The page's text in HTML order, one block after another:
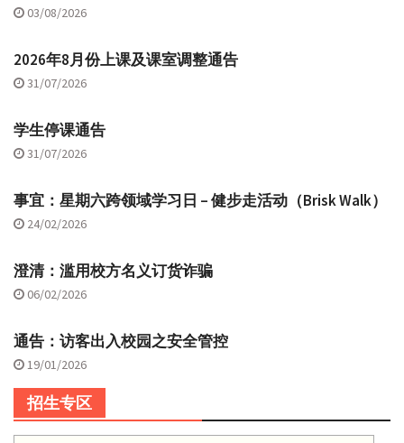
03/08/2026
2026年8月份上课及课室调整通告
31/07/2026
学生停课通告
31/07/2026
事宜：星期六跨领域学习日 – 健步走活动（Brisk Walk）
24/02/2026
澄清：滥用校方名义订货诈骗
06/02/2026
通告：访客出入校园之安全管控
19/01/2026
招生专区